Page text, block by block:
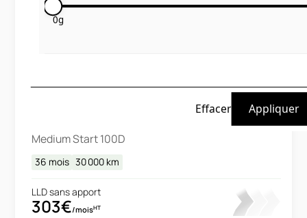
0g
Effacer
Medium Start 100D
36 mois 30 000 km
LLD sans apport
303€/moisHT